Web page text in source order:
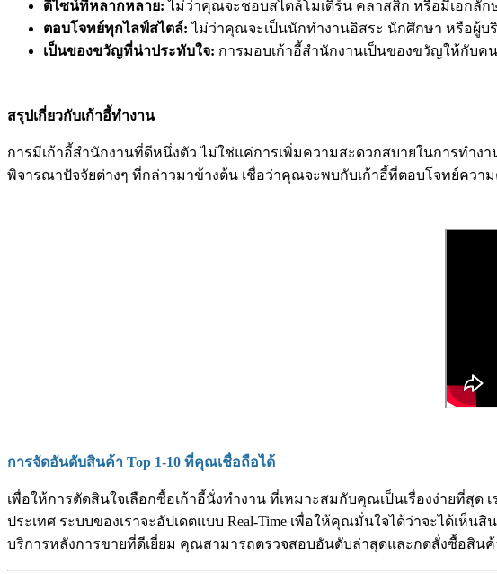
ดีไซน์ที่หลากหลาย: ไม่ว่าคุณจะชอบสไตล์โมเดิร์น คลาสสิก หรือมีเอกลั
ตอบโจทย์ทุกไลฟ์สไตล์: ไม่ว่าคุณจะเป็นนักทำงานอิสระ นักศึกษา หรือผู้บ
เป็นของขวัญที่น่าประทับใจ: การมอบเก้าอี้สำนักงานเป็นของขวัญให้กับค
สรุปเกี่ยวกับเก้าอี้ทำงาน
การมีเก้าอี้สำนักงานที่ดีหนึ่งตัว ไม่ใช่แค่การเพิ่มความสะดวกสบายในการท
พิจารณาปัจจัยต่างๆ ที่กล่าวมาข้างต้น เชื่อว่าคุณจะพบกับเก้าอี้ที่ตอบโจทย์ควา
การจัดอันดับสินค้า Top 1-10 ที่คุณเชื่อถือได้
เพื่อให้การตัดสินใจเลือกซื้อเก้าอี้นั่งทำงาน ที่เหมาะสมกับคุณเป็นเรื่องง่ายที่สุด
ประเทศ ระบบของเราจะอัปเดตแบบ Real-Time เพื่อให้คุณมั่นใจได้ว่าจะได้
บริการหลังการขายที่ดีเยี่ยม คุณสามารถตรวจสอบอันดับล่าสุดและกดสั่งซื้อสินค้